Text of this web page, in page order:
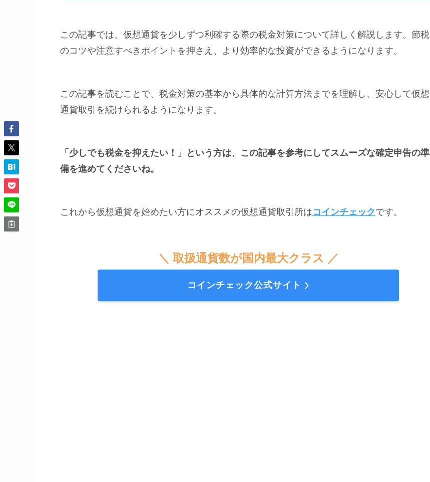
この記事では、仮想通貨を少しずつ利確する際の税金対策について詳しく解説します。節税
のコツや注意すべきポイントを押さえ、より効率的な投資ができるようになります。
この記事を読むことで、税金対策の基本から具体的な計算方法までを理解し、安心して仮想
通貨取引を続けられるようになります。
「少しでも税金を抑えたい！」という方は、この記事を参考にしてスムーズな確定申告の準
備を進めてくださいね。
これから仮想通貨を始めたい方にオススメの仮想通貨取引所はコインチェックです。
＼ 取扱通貨数が国内最大クラス ／
コインチェック公式サイト